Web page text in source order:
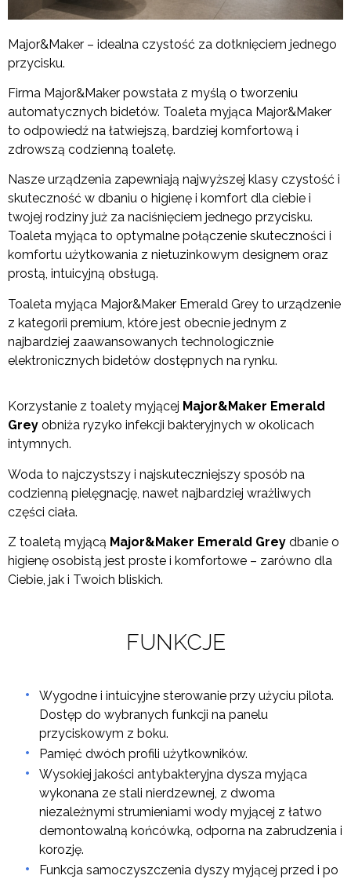
Major&Maker – idealna czystość za dotknięciem jednego
przycisku.
Firma Major&Maker powstała z myślą o tworzeniu
automatycznych bidetów. Toaleta myjąca Major&Maker
to odpowiedź na łatwiejszą, bardziej komfortową i
zdrowszą codzienną toaletę.
Nasze urządzenia zapewniają najwyższej klasy czystość i
skuteczność w dbaniu o higienę i komfort dla ciebie i
twojej rodziny już za naciśnięciem jednego przycisku.
Toaleta myjąca to optymalne połączenie skuteczności i
komfortu użytkowania z nietuzinkowym designem oraz
prostą, intuicyjną obsługą.
Toaleta myjąca Major&Maker Emerald Grey to urządzenie
z kategorii premium, które jest obecnie jednym z
najbardziej zaawansowanych technologicznie
elektronicznych bidetów dostępnych na rynku.
Korzystanie z toalety myjącej Major&Maker Emerald
Grey obniża ryzyko infekcji bakteryjnych w okolicach
intymnych.
Woda to najczystszy i najskuteczniejszy sposób na
codzienną pielęgnację, nawet najbardziej wrażliwych
części ciała.
Z toaletą myjącą Major&Maker Emerald Grey dbanie o
higienę osobistą jest proste i komfortowe – zarówno dla
Ciebie, jak i Twoich bliskich.
FUNKCJE
Wygodne i intuicyjne sterowanie przy użyciu pilota.
Dostęp do wybranych funkcji na panelu
przyciskowym z boku.
Pamięć dwóch profili użytkowników.
Wysokiej jakości antybakteryjna dysza myjąca
wykonana ze stali nierdzewnej, z dwoma
niezależnymi strumieniami wody myjącej z łatwo
demontowalną końcówką, odporna na zabrudzenia i
korozję.
Funkcja samoczyszczenia dyszy myjącej przed i po